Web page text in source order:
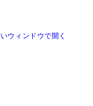
ウィンドウで開く